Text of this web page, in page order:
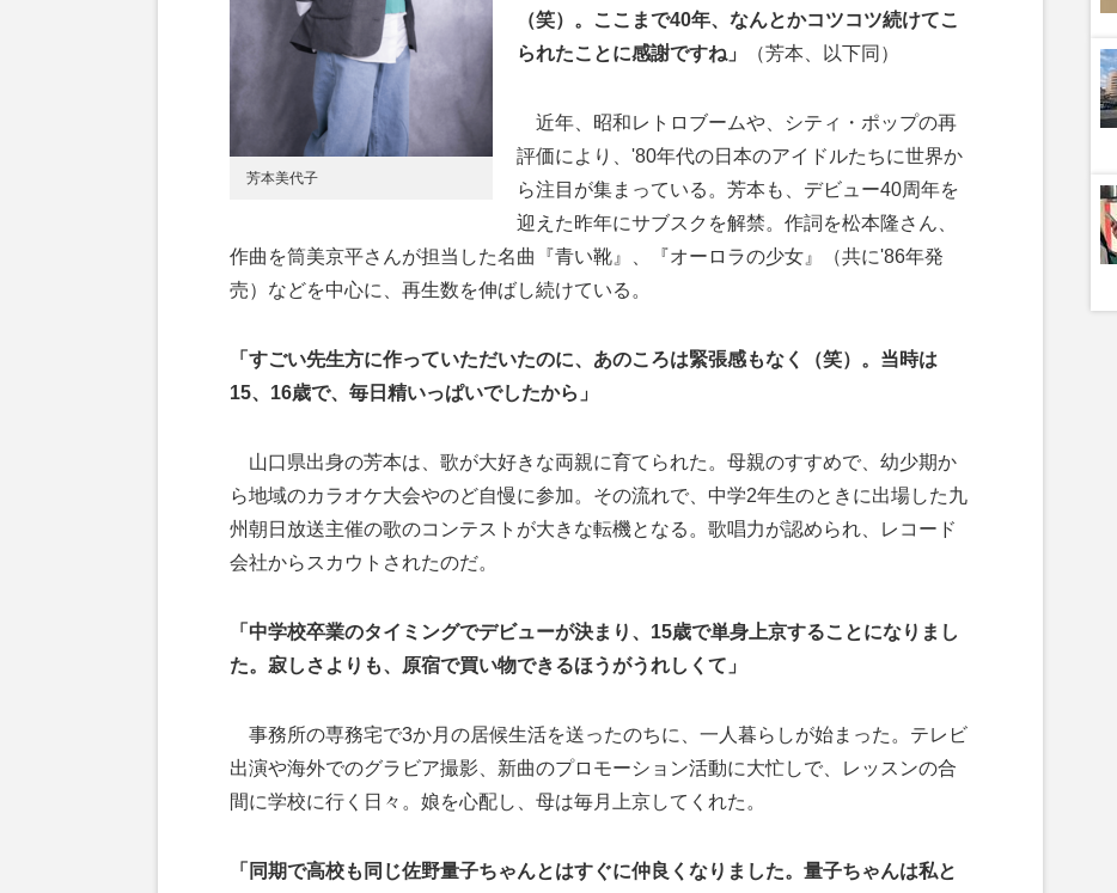
芳本美代子
（笑）。ここまで40年、なんとかコツコツ続けてこ
られたことに感謝ですね」
（芳本、以下同）
近年、昭和レトロブームや、シティ・ポップの再
評価により、'80年代の日本のアイドルたちに世界か
ら注目が集まっている。芳本も、デビュー40周年を
迎えた昨年にサブスクを解禁。作詞を松本隆さん、
作曲を筒美京平さんが担当した名曲『青い靴』、『オーロラの少女』（共に'86年発
売）などを中心に、再生数を伸ばし続けている。
「すごい先生方に作っていただいたのに、あのころは緊張感もなく（笑）。当時は
15、16歳で、毎日精いっぱいでしたから」
山口県出身の芳本は、歌が大好きな両親に育てられた。母親のすすめで、幼少期か
ら地域のカラオケ大会やのど自慢に参加。その流れで、中学2年生のときに出場した九
州朝日放送主催の歌のコンテストが大きな転機となる。歌唱力が認められ、レコード
会社からスカウトされたのだ。
「中学校卒業のタイミングでデビューが決まり、15歳で単身上京することになりまし
た。寂しさよりも、原宿で買い物できるほうがうれしくて」
事務所の専務宅で3か月の居候生活を送ったのちに、一人暮らしが始まった。テレビ
出演や海外でのグラビア撮影、新曲のプロモーション活動に大忙しで、レッスンの合
間に学校に行く日々。娘を心配し、母は毎月上京してくれた。
「同期で高校も同じ佐野量子ちゃんとはすぐに仲良くなりました。量子ちゃんは私と